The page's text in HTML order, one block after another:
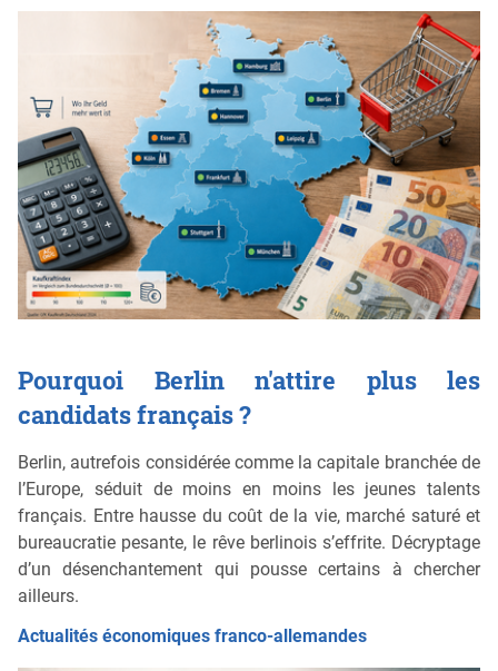
Pourquoi Berlin n'attire plus les
candidats français ?
Berlin, autrefois considérée comme la capitale branchée de
l’Europe, séduit de moins en moins les jeunes talents
français. Entre hausse du coût de la vie, marché saturé et
bureaucratie pesante, le rêve berlinois s’effrite. Décryptage
d’un désenchantement qui pousse certains à chercher
ailleurs.
Actualités économiques franco-allemandes